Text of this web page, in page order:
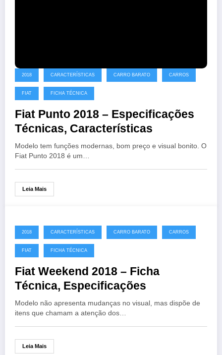
2018 CARACTERÍSTICAS CARRO BARATO CARROS
FIAT FICHA TÉCNICA
Fiat Punto 2018 – Especificações
Técnicas, Características
Modelo tem funções modernas, bom preço e visual bonito. O
Fiat Punto 2018 é um…
Leia Mais
2018 CARACTERÍSTICAS CARRO BARATO CARROS
FIAT FICHA TÉCNICA
Fiat Weekend 2018 – Ficha
Técnica, Especificações
Modelo não apresenta mudanças no visual, mas dispõe de
itens que chamam a atenção dos…
Leia Mais